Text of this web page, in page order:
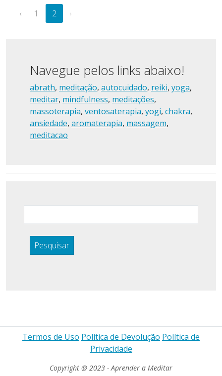
‹ 1 2 ›
Navegue pelos links abaixo!
abrath, meditação, autocuidado, reiki, yoga,
meditar, mindfulness, meditações,
massoterapia, ventosaterapia, yogi, chakra,
ansiedade, aromaterapia, massagem,
meditacao
Pesquisar
Termos de Uso Política de Devolução Política de
Privacidade
Copyright @ 2023 - Aprender a Meditar